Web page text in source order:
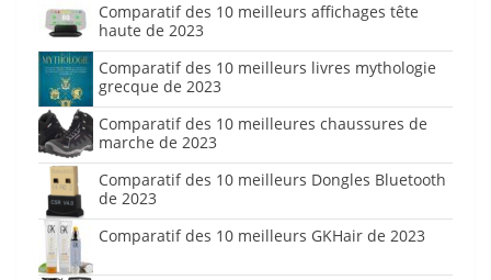
Comparatif des 10 meilleurs affichages tête
haute de 2023
Comparatif des 10 meilleurs livres mythologie
grecque de 2023
Comparatif des 10 meilleures chaussures de
marche de 2023
Comparatif des 10 meilleurs Dongles Bluetooth
de 2023
Comparatif des 10 meilleurs GKHair de 2023